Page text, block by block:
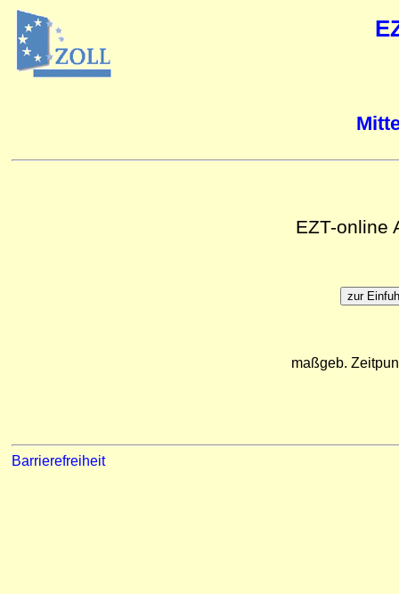
EZT-online
maßgeb.
Barrierefreiheit